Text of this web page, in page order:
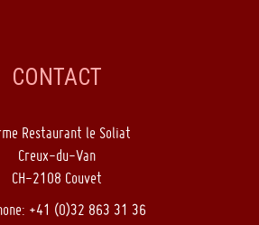
CONTACT
Restaurant le Soliat
Creux-du-Van
CH-2108 Couvet
+41 (0)32 863 31 36